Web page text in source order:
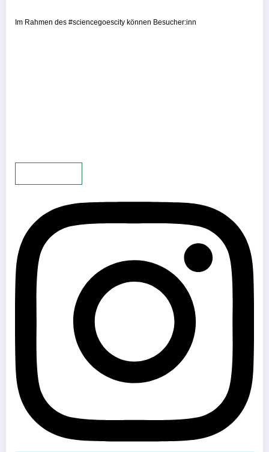
Im Rahmen des #sciencegoescity können Besucher:inn